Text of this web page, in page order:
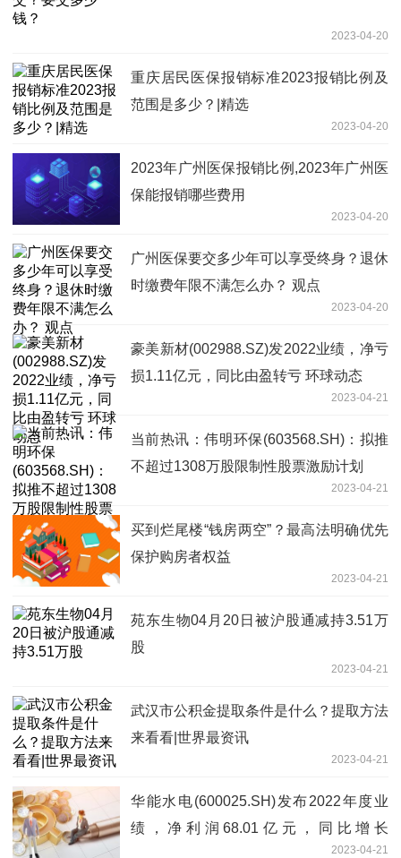
2023-04-20
重庆居民医保报销标准2023报销比例及
范围是多少？|精选
2023-04-20
2023年广州医保报销比例,2023年广州医
保能报销哪些费用
2023-04-20
广州医保要交多少年可以享受终身？退休
时缴费年限不满怎么办？ 观点
2023-04-20
豪美新材(002988.SZ)发2022业绩，净亏
损1.11亿元，同比由盈转亏 环球动态
2023-04-21
当前热讯：伟明环保(603568.SH)：拟推
不超过1308万股限制性股票激励计划
2023-04-21
买到烂尾楼“钱房两空”？最高法明确优先
保护购房者权益
2023-04-21
苑东生物04月20日被沪股通减持3.51万
股
2023-04-21
武汉市公积金提取条件是什么？提取方法
来看看|世界最资讯
2023-04-21
华能水电(600025.SH)发布2022年度业
绩，净利润68.01亿元，同比增长
16.51%，拟10派1.75元|当前快报2023-04-21